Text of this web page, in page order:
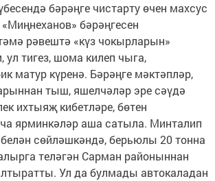
бәрәңге чистарту өчен махсус
бәрәңгесен
рәвештә «күз чокырларын»
ул тигез, шома килеп чыга,
матур күренә. Бәрәңге мәктәпләр,
тыш, яшелчәләр эре сәүдә
ихтыяҗ кибетләре, бөтен
ярминкәләр аша сатыла. Минталип
сөйләшкәндә, берьюлы 20 тонна
теләгән Сарман районыннан
Ул да булмады автокаладан